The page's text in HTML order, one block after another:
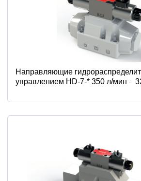
Направляющие
управлением HD-7-* 350 л/мин –